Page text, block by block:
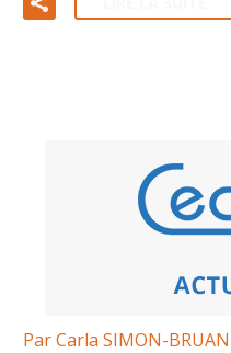
Par Carla SIMON-